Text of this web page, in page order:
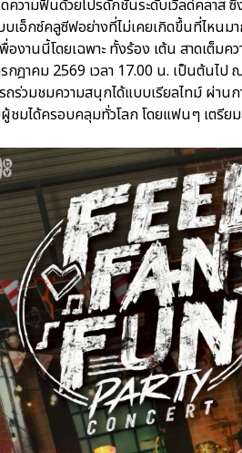
ความฟินด้วยโปรดักชั่นระดับเวิลด์คลาส
เอ็กซ์คลูซีฟอย่างที่ไม่เคยเกิดขึ้นที่ไหน
องานนี้โดยเฉพาะ ทั้งร้อง เต้น สาดเต็
กฎาคม 2569 เวลา 17.00 น. เป็นต้น
ถร่วมชมความสนุกได้แบบเรียลไทม์ ผ่
ชมได้ครอบคลุมทั่วโลก โดยแฟนๆ เตรีย